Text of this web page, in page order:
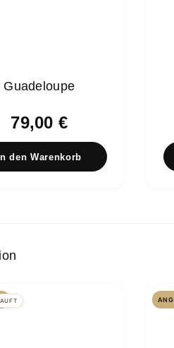
Guadeloupe
79,00 €
In den Warenkorb